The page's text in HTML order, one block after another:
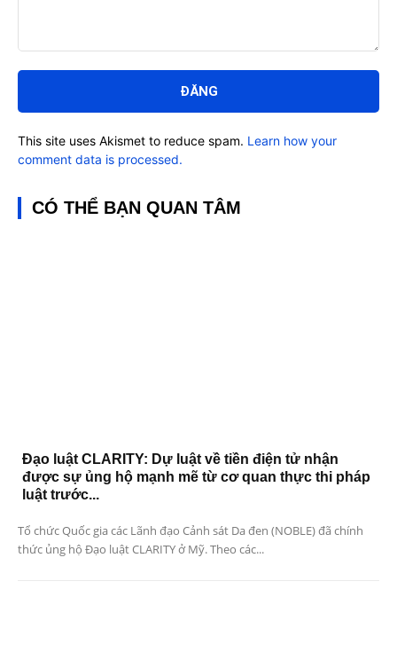
luận:
This site uses Akismet to reduce spam. Learn how your
comment data is processed.
CÓ THỂ BẠN QUAN TÂM
Đạo luật CLARITY: Dự luật về tiền điện tử nhận
được sự ủng hộ mạnh mẽ từ cơ quan thực thi pháp
luật trước...
Tổ chức Quốc gia các Lãnh đạo Cảnh sát Da đen (NOBLE) đã chính
thức ủng hộ Đạo luật CLARITY ở Mỹ. Theo các...